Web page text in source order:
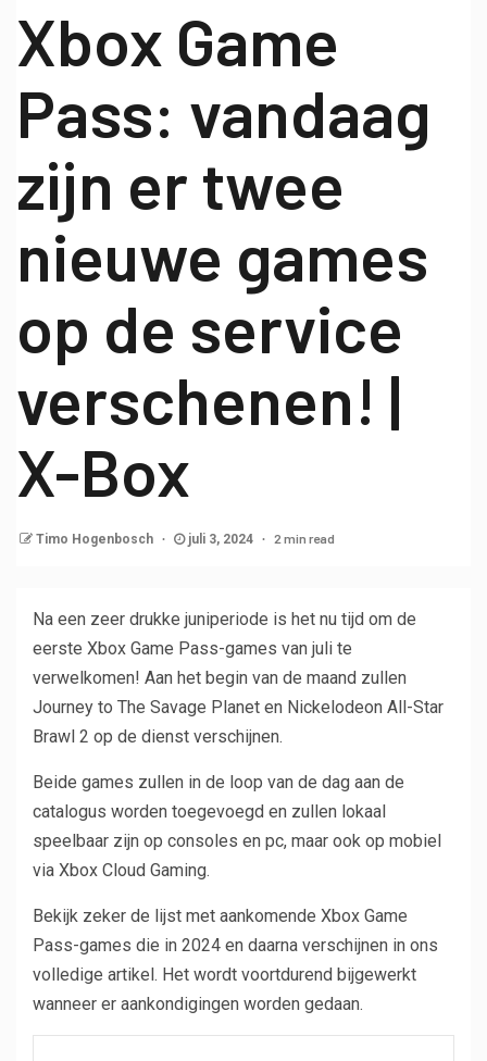
Xbox Game
Pass: vandaag
zijn er twee
nieuwe games
op de service
verschenen! |
X-Box
Timo Hogenbosch juli 3, 2024 2 min read
Na een zeer drukke juniperiode is het nu tijd om de
eerste Xbox Game Pass-games van juli te
verwelkomen! Aan het begin van de maand zullen
Journey to The Savage Planet en Nickelodeon All-Star
Brawl 2 op de dienst verschijnen.
Beide games zullen in de loop van de dag aan de
catalogus worden toegevoegd en zullen lokaal
speelbaar zijn op consoles en pc, maar ook op mobiel
via Xbox Cloud Gaming.
Bekijk zeker de lijst met aankomende Xbox Game
Pass-games die in 2024 en daarna verschijnen in ons
volledige artikel. Het wordt voortdurend bijgewerkt
wanneer er aankondigingen worden gedaan.